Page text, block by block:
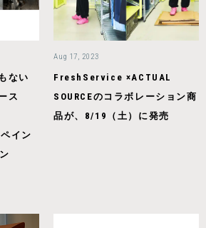
ない
ス
イン
Aug 17, 2023
FreshService ×ACTUAL
SOURCEのコラボレーション商
品が、8/19（土）に発売